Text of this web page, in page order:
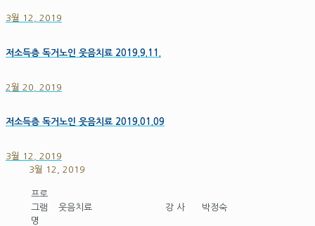
3월 12, 2019
저소득층 독거노인 웃음치료 2019.9.11.
2월 20, 2019
저소득층 독거노인 웃음치료 2019.01.09
3월 12, 2019
3월 12, 2019
프로
그램
명
웃음치료 강 사 박정숙